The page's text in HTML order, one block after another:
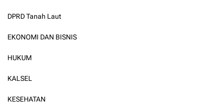
DPRD Tanah Laut
EKONOMI DAN BISNIS
HUKUM
KALSEL
KESEHATAN